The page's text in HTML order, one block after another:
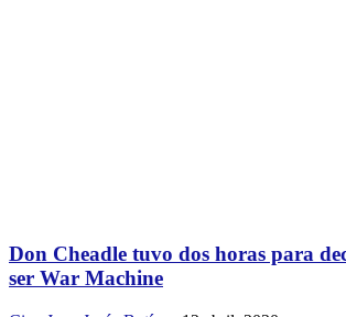
Don Cheadle tuvo dos horas para
ser War Machine